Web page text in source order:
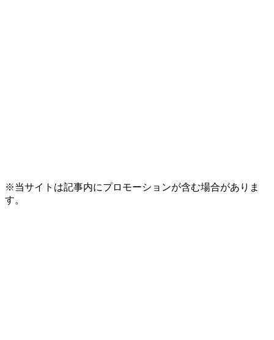
※当サイトは記事内にプロモーションが含む場合がありま
す。